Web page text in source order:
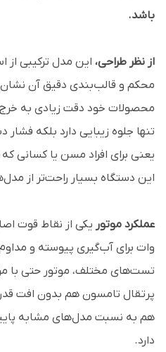
باشد.
از نظر طراحی، این مدل ترکیبی از
محصولات خود دقت زیادی به
یعنی برای افراد مسن یا کسانی
این دستگاه بسیار راحت‌تر از
عملکرد موتور
وات برای آب‌گیری پیوسته و
تست‌های مختلف، موتور حتی با
پرتقال تامسون هم بدون افت
هم به نسبت مدل‌های مشابه
دارد.